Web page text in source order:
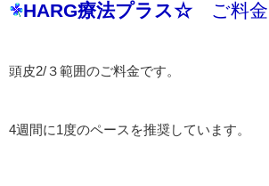
HARG療法プラス☆ ご料金
頭皮2/３範囲のご料金です。
4週間に1度のペースを推奨しています。